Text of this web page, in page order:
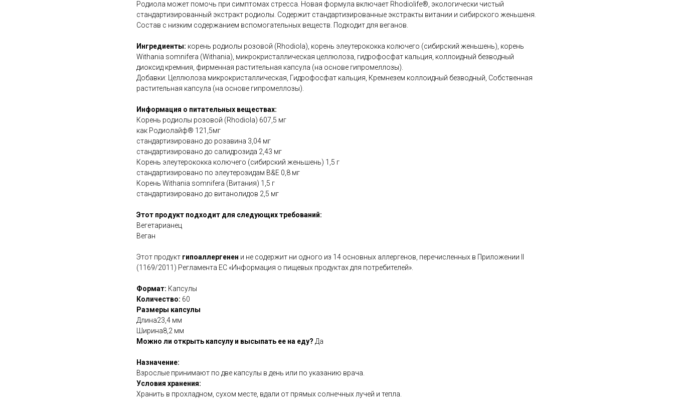
Родиола может помочь при симптомах стресса. Новая формула включает Rhodiolife®, экологически чистый
стандартизированный экстракт родиолы. Содержит стандартизированные экстракты витании и сибирского женьшеня.
Состав с низким содержанием вспомогательных веществ. Подходит для веганов.
Ингредиенты: корень родиолы розовой (Rhodiola), корень элеутерококка колючего (сибирский женьшень), корень
Withania somnifera (Withania), микрокристаллическая целлюлоза, гидрофосфат кальция, коллоидный безводный
диоксид кремния, фирменная растительная капсула (на основе гипромеллозы).
Добавки: Целлюлоза микрокристаллическая, Гидрофосфат кальция, Кремнезем коллоидный безводный, Собственная
растительная капсула (на основе гипромеллозы).
Информация о питательных веществах:
Корень родиолы розовой (Rhodiola) 607,5 мг
как Родиолайф® 121,5мг
стандартизировано до розавина 3,04 мг
стандартизировано до салидрозида 2,43 мг
Корень элеутерококка колючего (сибирский женьшень) 1,5 г
стандартизировано по элеутерозидам B&E 0,8 мг
Корень Withania somnifera (Витания) 1,5 г
стандартизировано до витанолидов 2,5 мг
Этот продукт подходит для следующих требований:
Вегетарианец
Веган
Этот продукт гипоаллергенен и не содержит ни одного из 14 основных аллергенов, перечисленных в Приложении II
(1169/2011) Регламента ЕС «Информация о пищевых продуктах для потребителей».
Формат: Капсулы
Количество: 60
Размеры капсулы
Длина23,4 мм
Ширина8,2 мм
Можно ли открыть капсулу и высыпать ее на еду? Да
Назначение:
Взрослые принимают по две капсулы в день или по указанию врача.
Условия хранения:
Хранить в прохладном, сухом месте, вдали от прямых солнечных лучей и тепла.